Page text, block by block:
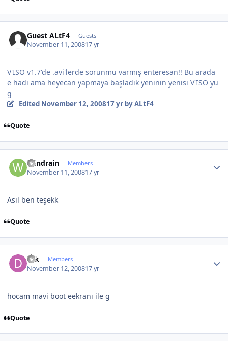
Guest ALtF4 Guests
November 11, 200817 yr
V'ISO v1.7'de .avi'lerde sorunmu varmış enteresan!! Bu arada
e hadi ama heyecan yapmaya başladık yeninin yenisi V'ISO yu
g
Edited November 12, 200817 yrby ALtF4
Quote
Windrain Members
November 11, 200817 yr
Asıl ben teşekk
Quote
drk Members
November 12, 200817 yr
hocam mavi boot eekranı ile g
Quote